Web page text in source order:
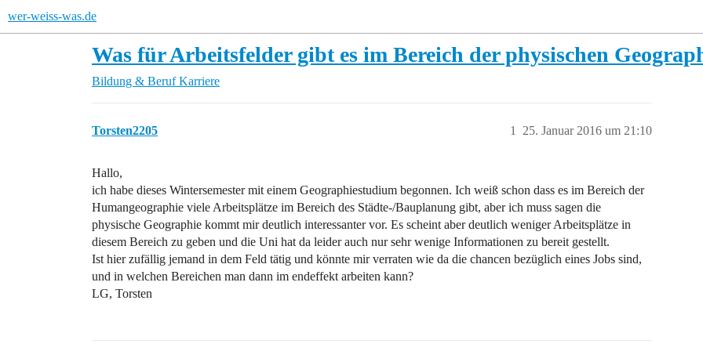
wer-weiss-was.de
Was für Arbeitsfelder gibt es im Bereich der physischen
Bildung & Beruf Karriere
Torsten2205 25. Januar 2016 um 21:10
1
Hallo,
ich habe dieses Wintersemester mit einem Geographiestudium begonnen. Ich weiß schon dass es im Bereich der
Humangeographie viele Arbeitsplätze im Bereich des Städte-/Bauplanung gibt, aber ich muss sagen die
physische Geographie kommt mir deutlich interessanter vor. Es scheint aber deutlich weniger Arbeitsplätze in
diesem Bereich zu geben und die Uni hat da leider auch nur sehr wenige Informationen zu bereit gestellt.
Ist hier zufällig jemand in dem Feld tätig und könnte mir verraten wie da die chancen bezüglich eines Jobs sind,
und in welchen Bereichen man dann im endeffekt arbeiten kann?
LG, Torsten